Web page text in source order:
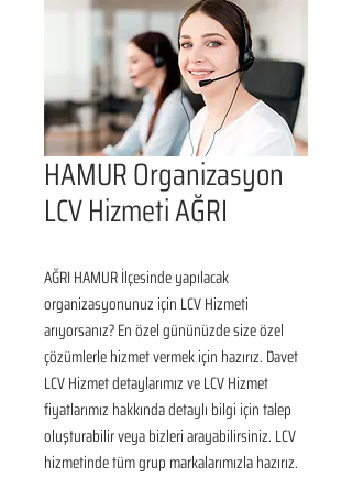
HAMUR Organizasyon
LCV Hizmeti AĞRI
AĞRI HAMUR İlçesinde yapılacak
organizasyonunuz için LCV Hizmeti
arıyorsanız? En özel gününüzde size özel
çözümlerle hizmet vermek için hazırız. Davet
LCV Hizmet detaylarımız ve LCV Hizmet
fiyatlarımız hakkında detaylı bilgi için talep
oluşturabilir veya bizleri arayabilirsiniz. LCV
hizmetinde tüm grup markalarımızla hazırız.